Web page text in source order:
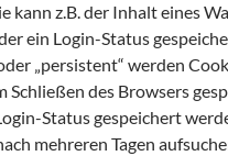
kann z.B. der Inhalt eines
ein Login-Status
„persistent“ werden
Schließen des Browsers
Status gespeichert
mehreren Tagen